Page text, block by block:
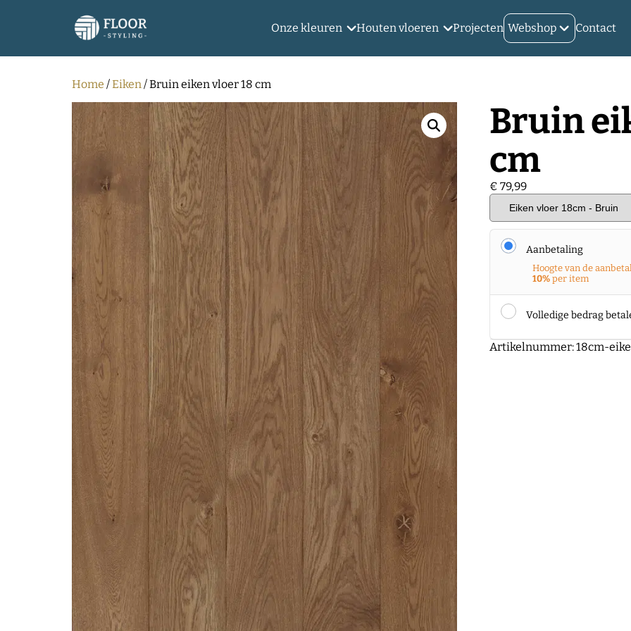
Onze kleuren Houten vloeren Projecten Webshop Contact
Home /Eiken/ Bruin eiken vloer 18 cm
Bruin
cm
€ 79,99
Aanbetaling
Hoogte van de
10% per item
Volledige bedrag
Artikelnummer:18cm-